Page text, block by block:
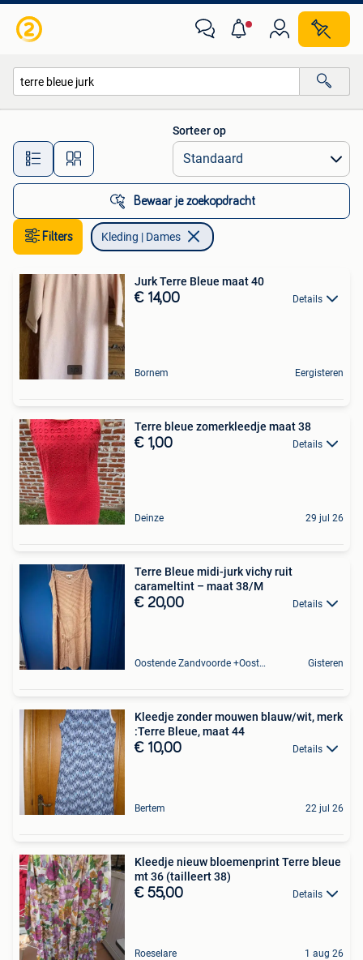
Alle afstanden…
Sorteer op
Bewaar je zoekopdracht
Filters Kleding | Dames
Jurk Terre Bleue maat 40
€ 14,00 Details
Bornem Eergisteren
Terre bleue zomerkleedje maat 38
€ 1,00 Details
Deinze 29 jul 26
Terre Bleue midi-jurk vichy ruit
carameltint – maat 38/M
€ 20,00 Details
Oostende Zandvoorde +Oostende Gisteren
Kleedje zonder mouwen blauw/wit, merk
:Terre Bleue, maat 44
€ 10,00 Details
Bertem 22 jul 26
Kleedje nieuw bloemenprint Terre bleue
mt 36 (tailleert 38)
€ 55,00 Details
Roeselare 1 aug 26